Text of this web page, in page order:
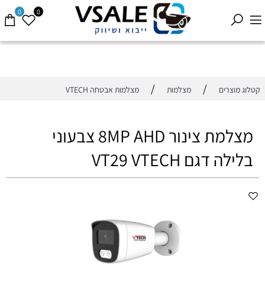
0 0
קטלוג מוצרים / מצלמות / מצלמות אבטחה VTECH
מצלמת צינור 8MP AHD צבעוני
בלילה דגם VT29 VTECH